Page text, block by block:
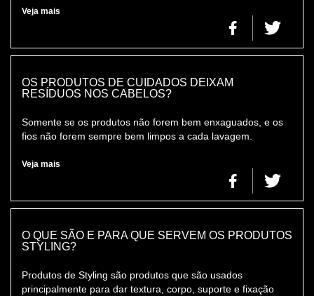
Veja mais
OS PRODUTOS DE CUIDADOS DEIXAM
RESÍDUOS NOS CABELOS?
Somente se os produtos não forem bem enxaguados, e os
fios não forem sempre bem limpos a cada lavagem.
Veja mais
O QUE SÃO E PARA QUE SERVEM OS PRODUTOS
STYLING?
Produtos de Styling são produtos que são usados
principalmente para dar textura, corpo, suporte e fixação